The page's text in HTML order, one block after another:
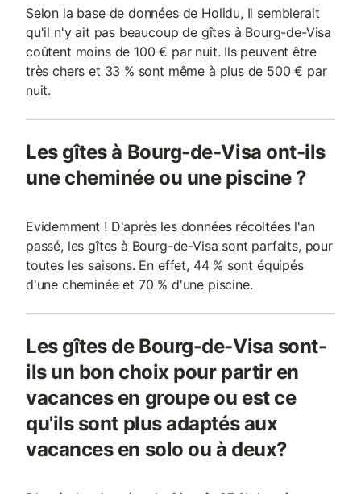
Selon la base de données de Holidu, Il semblerait
qu'il n'y ait pas beaucoup de gîtes à Bourg-de-Visa
coûtent moins de 100 € par nuit. Ils peuvent être
très chers et 33 % sont même à plus de 500 € par
nuit.
Les gîtes à Bourg-de-Visa ont-ils
une cheminée ou une piscine ?
Evidemment ! D'après les données récoltées l'an
passé, les gîtes à Bourg-de-Visa sont parfaits, pour
toutes les saisons. En effet, 44 % sont équipés
d'une cheminée et 70 % d'une piscine.
Les gîtes de Bourg-de-Visa sont-
ils un bon choix pour partir en
vacances en groupe ou est ce
qu'ils sont plus adaptés aux
vacances en solo ou à deux?